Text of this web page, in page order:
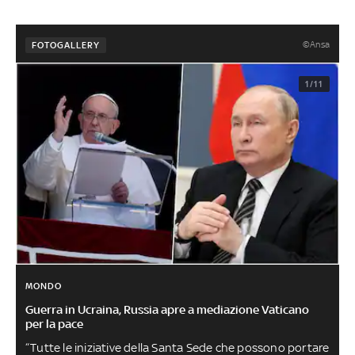
FOTOGALLERY ©Ansa
1/11
MONDO
Guerra in Ucraina, Russia apre a mediazione Vaticano
per la pace
“Tutte le iniziative della Santa Sede che possono portare